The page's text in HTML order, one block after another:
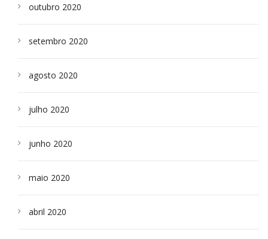
outubro 2020
setembro 2020
agosto 2020
julho 2020
junho 2020
maio 2020
abril 2020